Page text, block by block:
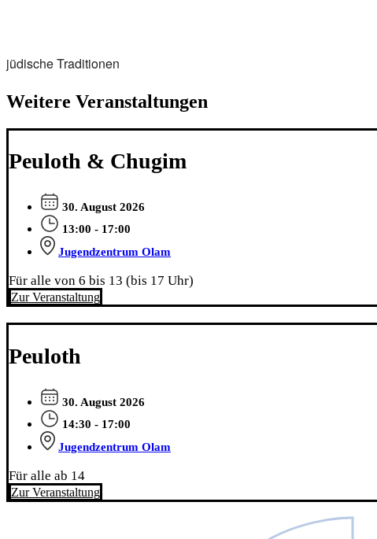
jüdische Traditionen
Weitere Veranstaltungen
Peuloth & Chugim
30. August 2026
13:00 - 17:00
Jugendzentrum Olam
Für alle von 6 bis 13 (bis 17 Uhr)
Zur Veranstaltung
Peuloth
30. August 2026
14:30 - 17:00
Jugendzentrum Olam
Für alle ab 14
Zur Veranstaltung